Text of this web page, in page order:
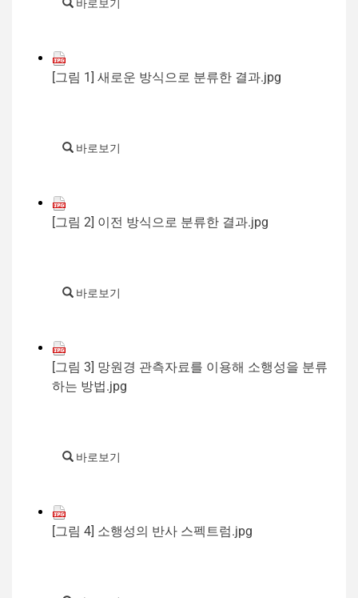
바로보기
[그림 1] 새로운 방식으로 분류한 결과.jpg
바로보기
[그림 2] 이전 방식으로 분류한 결과.jpg
바로보기
[그림 3] 망원경 관측자료를 이용해 소행성을 분류
하는 방법.jpg
바로보기
[그림 4] 소행성의 반사 스펙트럼.jpg